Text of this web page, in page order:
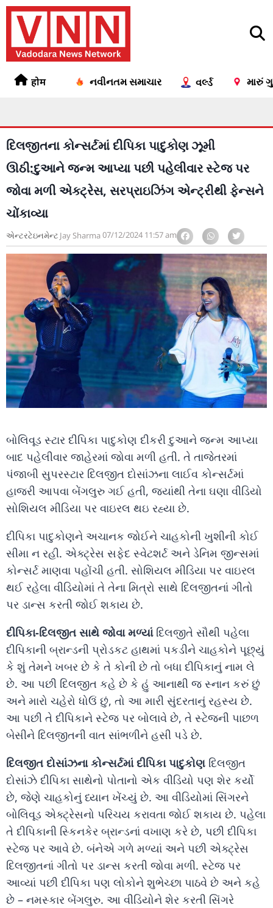
होम નવીનતમ સમાચાર વર્લ્ડ મારું
દિલજીતના કોન્સર્ટમાં દીપિકા પાદુકોણ ઝૂમી
ઊઠી:દુઆને જન્મ આપ્યા પછી પહેલીવાર સ્ટેજ પર
જોવા મળી એક્ટ્રેસ, સરપ્રાઇઝિંગ એન્ટ્રીથી ફેન્સને
ચોંકાવ્યા
એન્ટરટેઇનમેન્ટ Jay Sharma07/12/2024 11:57 am
બોલિવૂડ સ્ટાર દીપિકા પાદુકોણ દીકરી દુઆને જન્મ આપ્યા
બાદ પહેલીવાર જાહેરમાં જોવા મળી હતી. તે તાજેતરમાં
પંજાબી સુપરસ્ટાર દિલજીત દોસાંઝના લાઈવ કોન્સર્ટમાં
હાજરી આપવા બેંગલુરુ ગઈ હતી, જ્યાંથી તેના ઘણા વીડિયો
સોશિયલ મીડિયા પર વાઇરલ થઇ રહ્યા છે.
દીપિકા પાદુકોણને અચાનક જોઈને ચાહકોની ખુશીની કોઈ
સીમા ન રહી. એક્ટ્રેસ સફેદ સ્વેટશર્ટ અને ડેનિમ જીન્સમાં
કોન્સર્ટ માણવા પહોંચી હતી. સોશિયલ મીડિયા પર વાઇરલ
થઈ રહેલા વીડિયોમાં તે તેના મિત્રો સાથે દિલજીતનાં ગીતો
પર ડાન્સ કરતી જોઈ શકાય છે.
દીપિકા-દિલજીત સાથે જોવા મળ્યાંદિલજીતે સૌથી પહેલા
દીપિકાની બ્રાન્ડની પ્રોડકટ હાથમાં પકડીને ચાહકોને પૂછ્યું
કે શું તેમને ખબર છે કે તે કોની છે તો બધા દીપિકાનું નામ લે
છે. આ પછી દિલજીત કહે છે કે હું આનાથી જ સ્નાન કરું છું
અને મારો ચહેરો ધોઉં છું, તો આ મારી સુંદરતાનું રહસ્ય છે.
આ પછી તે દીપિકાને સ્ટેજ પર બોલાવે છે, તે સ્ટેજની પાછળ
બેસીને દિલજીતની વાત સાંભળીને હસી પડે છે.
દિલજીત દોસાંઝના કોન્સર્ટમાં દીપિકા પાદુકોણ દિલજીત
દોસાંઝે દીપિકા સાથેનો પોતાનો એક વીડિયો પણ શેર કર્યો
છે, જેણે ચાહકોનું ધ્યાન ખેંચ્યું છે. આ વીડિયોમાં સિંગરને
બોલિવૂડ એક્ટ્રેસનો પરિચય કરાવતા જોઈ શકાય છે. પહેલા
તે દીપિકાની સ્કિનકેર બ્રાન્ડનાં વખાણ કરે છે, પછી દીપિકા
સ્ટેજ પર આવે છે. બંનેએ ગળે મળ્યાં અને પછી એક્ટ્રેસ
દિલજીતનાં ગીતો પર ડાન્સ કરતી જોવા મળી. સ્ટેજ પર
આવ્યાં પછી દીપિકા પણ લોકોને શુભેચ્છા પાઠવે છે અને કહે
છે – નમસ્કાર બેંગલુરુ. આ વીડિયોને શેર કરતી સિંગરે